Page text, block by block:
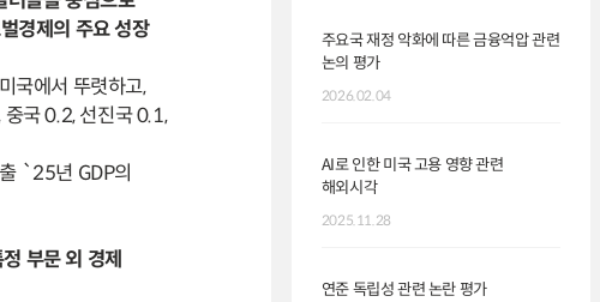
경제의 주요 성장
국에서 뚜렷하고,
국 0.2, 선진국 0.1,
`25년 GDP의
부문 외 경제
주요국 재정 악화에 따른 금융억압 관련
논의 평가
2026.02.04
AI로 인한 미국 고용 영향 관련
해외시각
2025.11.28
연준 독립성 관련 논란 평가